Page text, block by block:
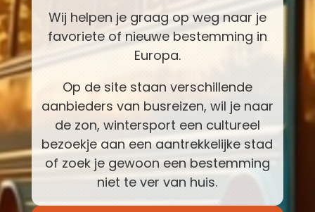
Wij helpen je graag op weg naar je
favoriete of nieuwe bestemming in
Europa.
Op de site staan verschillende
aanbieders van busreizen, wil je naar
de zon, wintersport een cultureel
bezoekje aan een aantrekkelijke stad
of zoek je gewoon een bestemming
niet te ver van huis.